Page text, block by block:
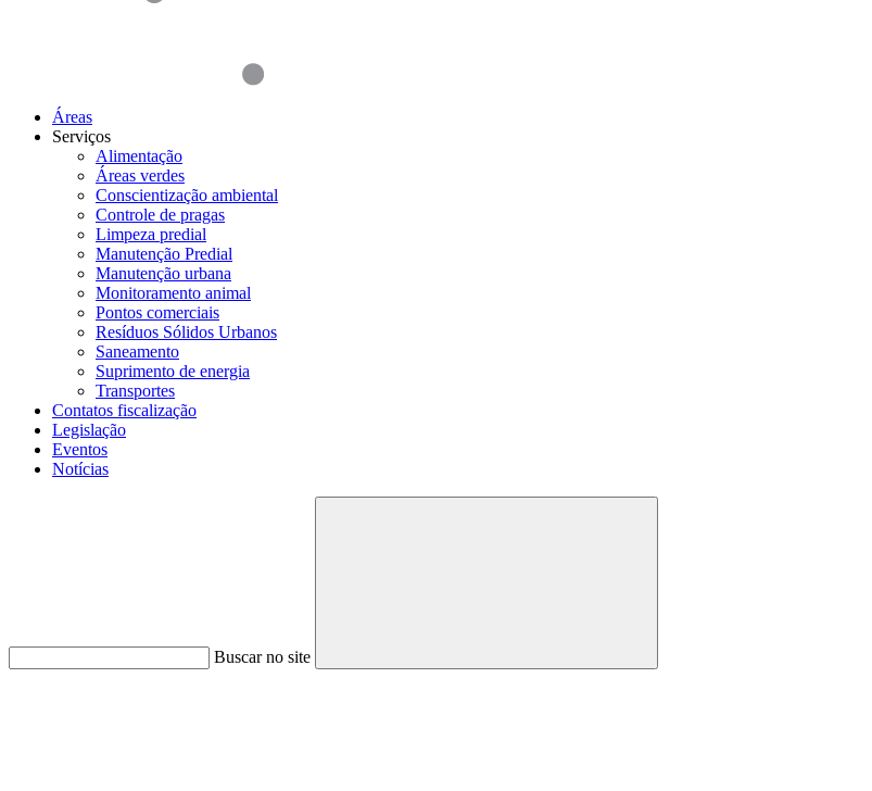
Áreas
Serviços
Alimentação
Áreas verdes
Conscientização ambiental
Controle de pragas
Limpeza predial
Manutenção Predial
Manutenção urbana
Monitoramento animal
Pontos comerciais
Resíduos Sólidos Urbanos
Saneamento
Suprimento de energia
Transportes
Contatos fiscalização
Legislação
Eventos
Notícias
Buscar no site
Buscar